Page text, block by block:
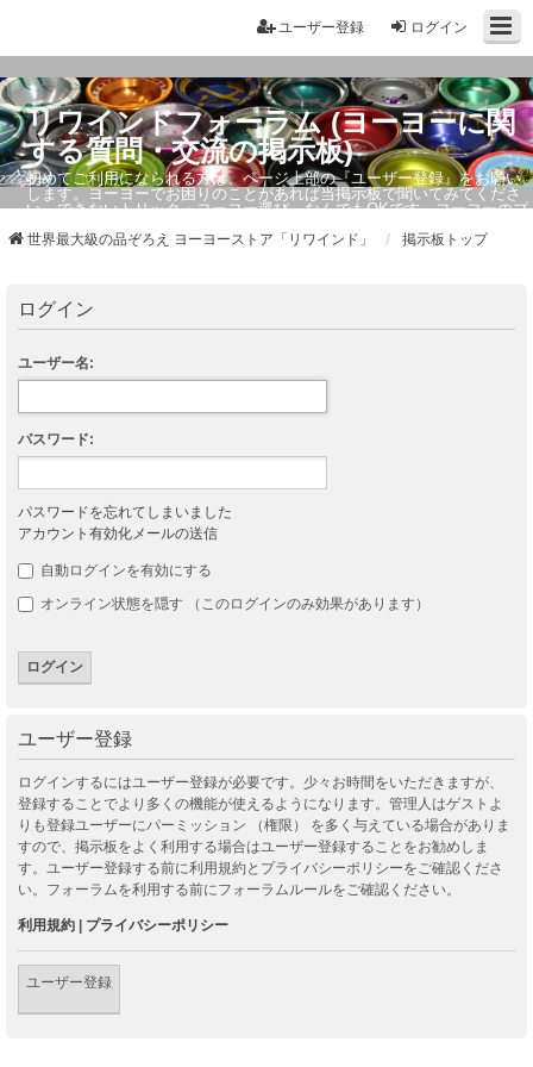
ログイン
ユーザー登録
リワインドフォーラム (ヨーヨーに関
する質問・交流の掲示板)
初めてご利用になられる方は、ページ上部の『ユーザー登録』をお願い
します。ヨーヨーでお困りのことがあれば当掲示板で聞いてみてくださ
い。できないトリック・ヨーヨー選び、なんでもOKです。ヨーヨーのプ
世界最大級の品ぞろえ ヨーヨーストア「リワインド」 掲示板トップ
ログイン
ユーザー名:
パスワード:
パスワードを忘れてしまいました
アカウント有効化メールの送信
自動ログインを有効にする
オンライン状態を隠す （このログインのみ効果があります）
ユーザー登録
ログインするにはユーザー登録が必要です。少々お時間をいただきますが、
登録することでより多くの機能が使えるようになります。管理人はゲストよ
りも登録ユーザーにパーミッション （権限） を多く与えている場合がありま
すので、掲示板をよく利用する場合はユーザー登録することをお勧めしま
す。ユーザー登録する前に利用規約とプライバシーポリシーをご確認くださ
い。フォーラムを利用する前にフォーラムルールをご確認ください。
利用規約 | プライバシーポリシー
ユーザー登録